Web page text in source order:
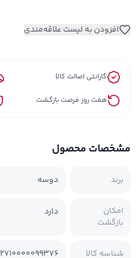
افزودن به لیست علاقه‌مندی
گارانتی اصالت کالا
هفت روز فرصت بازگشت
مشخصات محصول
برند دوسه
امکان
بازگشت
دارد
شناسه کالا 2710000099376